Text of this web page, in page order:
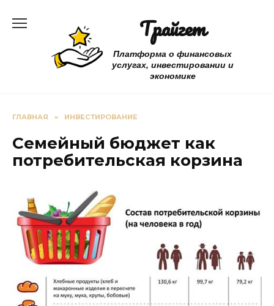
Трайгет
Платформа о финансовых
услугах, инвестировании и
экономике
ГЛАВНАЯ » ИНВЕСТИРОВАНИЕ
Семейный бюджет как
потребительская корзина